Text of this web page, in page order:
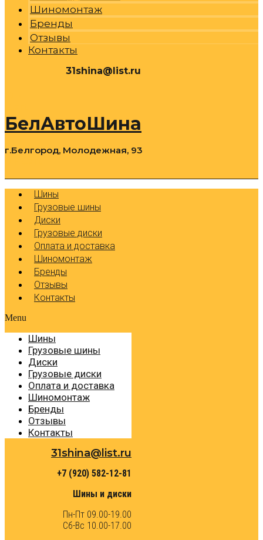
Шиномонтаж
Бренды
Отзывы
Контакты
31shina@list.ru
БелАвтоШина
г.Белгород, Молодежная, 93
Шины
Грузовые шины
Диски
Грузовые диски
Оплата и доставка
Шиномонтаж
Бренды
Отзывы
Контакты
Menu
Шины
Грузовые шины
Диски
Грузовые диски
Оплата и доставка
Шиномонтаж
Бренды
Отзывы
Контакты
31shina@list.ru
+7 (920) 582-12-81
Шины и диски
Пн-Пт 09.00-19.00
Сб-Вс 10.00-17.00